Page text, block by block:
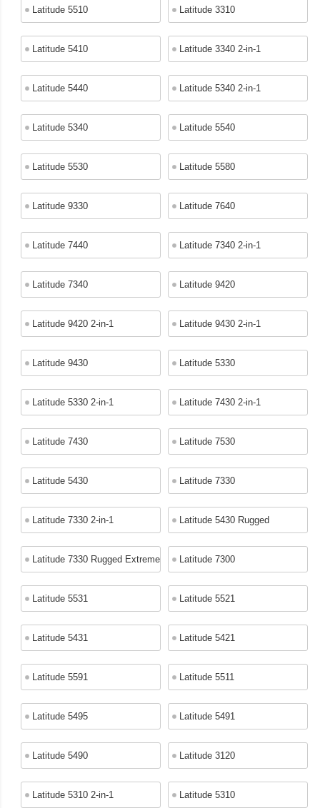
Latitude 5510 Latitude 3310
Latitude 5410 Latitude 3340 2-in-1
Latitude 5440 Latitude 5340 2-in-1
Latitude 5340 Latitude 5540
Latitude 5530 Latitude 5580
Latitude 9330 Latitude 7640
Latitude 7440 Latitude 7340 2-in-1
Latitude 7340 Latitude 9420
Latitude 9420 2-in-1 Latitude 9430 2-in-1
Latitude 9430 Latitude 5330
Latitude 5330 2-in-1 Latitude 7430 2-in-1
Latitude 7430 Latitude 7530
Latitude 5430 Latitude 7330
Latitude 7330 2-in-1 Latitude 5430 Rugged
Latitude 7330 Rugged Extreme Latitude 7300
Latitude 5531 Latitude 5521
Latitude 5431 Latitude 5421
Latitude 5591 Latitude 5511
Latitude 5495 Latitude 5491
Latitude 5490 Latitude 3120
Latitude 5310 2-in-1 Latitude 5310